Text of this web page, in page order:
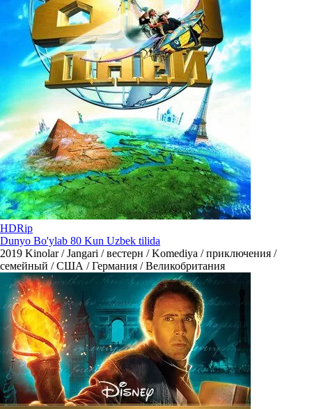
HDRip
Dunyo Bo'ylab 80 Kun Uzbek tilida
2019 Kinolar / Jangari / вестерн / Komediya / приключения /
семейный / США / Германия / Великобритания